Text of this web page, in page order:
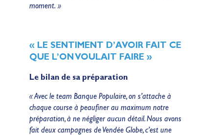
moment. »
« LE SENTIMENT D’AVOIR FAIT CE
QUE L’ON VOULAIT FAIRE »
Le bilan de sa préparation
« Avec le team Banque Populaire, on s’attache à
chaque course à peaufiner au maximum notre
préparation, à ne négliger aucun détail. Nous avons
fait deux campagnes de Vendée Globe, c’est une